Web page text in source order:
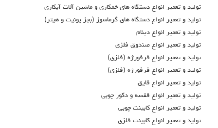
توليد و تعمير انواع دستگاه هاي خمكاري و ماشين آلات آبكاري
توليد و تعمير انواع دستگاه هاي گرماسوز (بجز يونيت و هيتر)
توليد و تعمير انواع دينام
توليد و تعمير انواع صندوق فلزي
توليد و تعمير انواع فرفورژه (فلزي)
توليد و تعمير انواع فرفورژه (فلزي)
توليد و تعمير انواع قايق
توليد و تعمير انواع قفسه و دكور چوبي
توليد و تعمير انواع كابينت چوبي
توليد و تعمير انواع كابينت فلزي